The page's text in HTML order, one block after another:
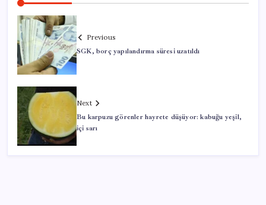
Previous
SGK, borç yapılandırma süresi uzatıldı
Next
Bu karpuzu görenler hayrete düşüyor: kabuğu yeşil,
içi sarı